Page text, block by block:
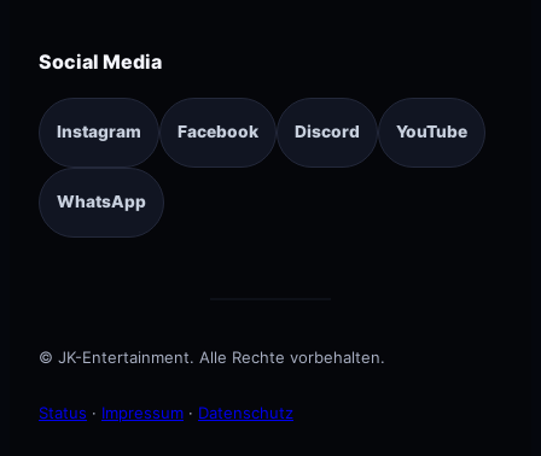
Social Media
Instagram Facebook Discord YouTube
WhatsApp
© JK-Entertainment. Alle Rechte vorbehalten.
Status · Impressum · Datenschutz